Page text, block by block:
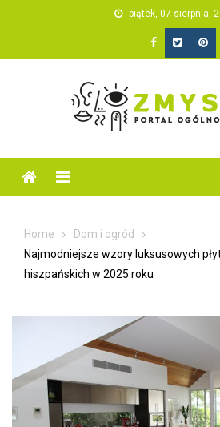
piątek, 07 sierpnia,
Home
Dom i ogród
Najmodniejsze wzory luksusowych
hiszpańskich w 2025 roku